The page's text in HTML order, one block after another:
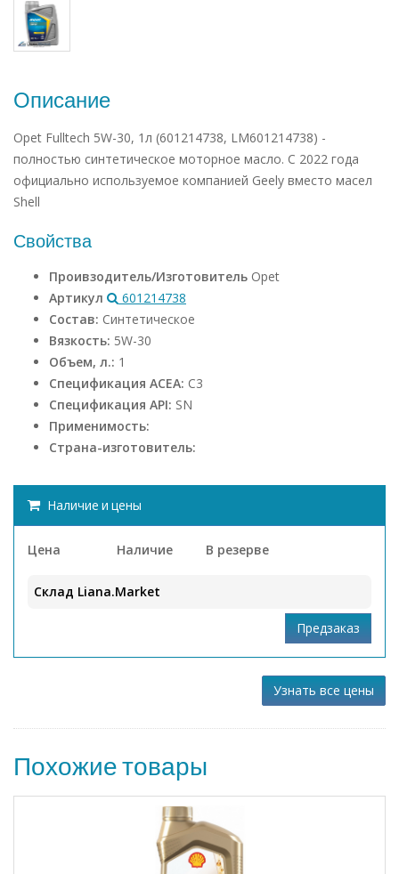
Описание
Opet Fulltech 5W-30, 1л (601214738, LM601214738) -
полностью синтетическое моторное масло. С 2022 года
официально используемое компанией Geely вместо масел
Shell
Свойства
Проивзодитель/Изготовитель Opet
Артикул
601214738
Состав: Синтетическое
Вязкость: 5W-30
Объем, л.: 1
Спецификация ACEA: C3
Спецификация API: SN
Применимость:
Страна-изготовитель:
Наличие и цены
Цена Наличие В резерве
Склад Liana.Market
Узнать все цены
Похожие товары